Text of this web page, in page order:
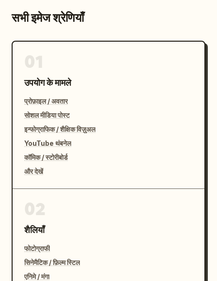
सभी इमेज श्रेणियाँ
उपयोग के मामले
प्रोफ़ाइल / अवतार
सोशल मीडिया पोस्ट
इन्फोग्राफिक / शैक्षिक विज़ुअल
YouTube थंबनेल
कॉमिक / स्टोरीबोर्ड
और देखें
शैलियाँ
फोटोग्राफी
सिनेमैटिक / फ़िल्म स्टिल
एनिमे / मंगा